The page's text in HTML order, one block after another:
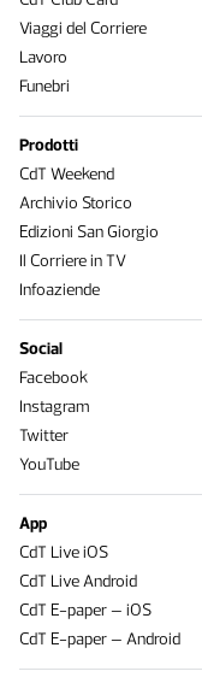
Viaggi del Corriere
Lavoro
Funebri
Prodotti
CdT Weekend
Archivio Storico
Edizioni San Giorgio
Il Corriere in TV
Infoaziende
Social
Facebook
Instagram
Twitter
YouTube
App
CdT Live iOS
CdT Live Android
CdT E-paper – iOS
CdT E-paper – Android